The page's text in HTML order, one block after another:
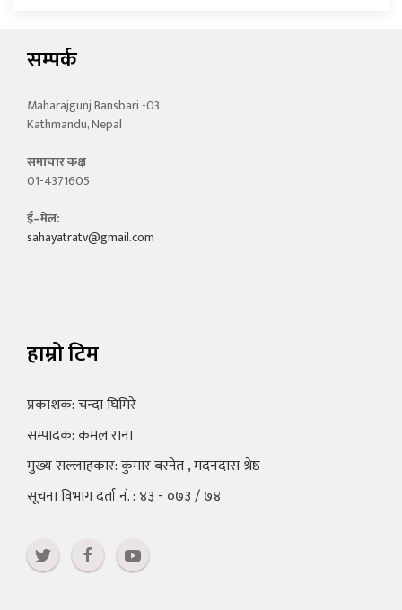
सम्पर्क
Maharajgunj Bansbari -03
Kathmandu, Nepal
समाचार कक्ष
01-4371605
ई–मेल:
sahayatratv@gmail.com
हाम्रो टिम
प्रकाशक: चन्दा घिमिरे
सम्पादक: कमल राना
मुख्य सल्लाहकार: कुमार बस्नेत , मदनदास श्रेष्ठ
सूचना विभाग दर्ता नं. : ४३ - ०७३ / ७४